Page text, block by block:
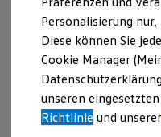
Familienautos
Kombis
Kompaktwagen
Sportwagen
Schnell verfügbare
Angebote und Produkte
Aktuelle
E-Auto-
Volkswagen
Personalisierung
Diese können Sie
Cookie Manager
unseren
Richtlinie und unserer